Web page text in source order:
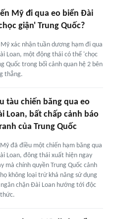
Mỹ đi qua eo biển Đài
giận' Trung Quốc?
xác nhận tuần dương hạm đi qua
Loan, một động thái có thể 'chọc
Quốc trong bối cảnh quan hệ 2 bên
thẳng.
tàu chiến băng qua eo
Loan, bất chấp cảnh báo
của Trung Quốc
đã điều một chiến hạm băng qua
Loan, đông thái xuất hiện ngay
mà chính quyền Trung Quốc cảnh
không loại trừ khả năng sử dụng
chặn Đài Loan hướng tới độc